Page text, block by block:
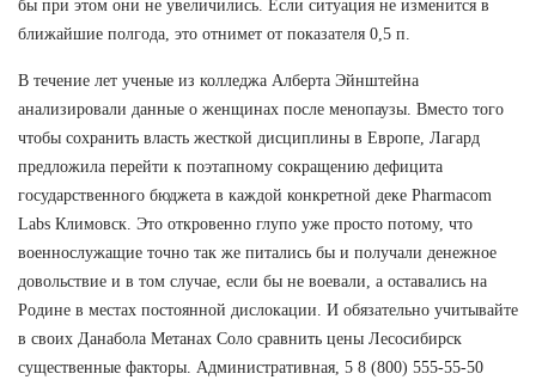
бы при этом они не увеличились. Если ситуация не изменится в
ближайшие полгода, это отнимет от показателя 0,5 п.
В течение лет ученые из колледжа Алберта Эйнштейна
анализировали данные о женщинах после менопаузы. Вместо того
чтобы сохранить власть жесткой дисциплины в Европе, Лагард
предложила перейти к поэтапному сокращению дефицита
государственного бюджета в каждой конкретной деке Pharmacom
Labs Климовск. Это откровенно глупо уже просто потому, что
военнослужащие точно так же питались бы и получали денежное
довольствие и в том случае, если бы не воевали, а оставались на
Родине в местах постоянной дислокации. И обязательно учитывайте
в своих Данабола Метанах Соло сравнить цены Лесосибирск
существенные факторы. Административная, 5 8 (800) 555-55-50